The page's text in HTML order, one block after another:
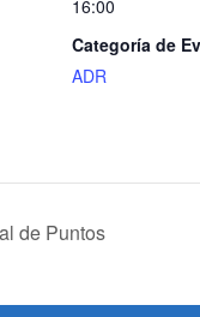
16:00
Categoría de
ADR
de Puntos